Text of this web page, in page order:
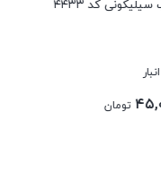
کد ۴۴۳۳
تومان